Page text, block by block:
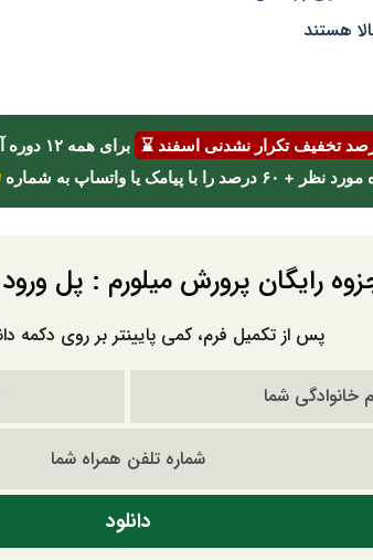
هستند
برای همه ۱۲ دوره آموزش پرورش حشرات
را با پیامک یا واتساپ به شماره
رایگان پرورش میلورم : پل
پس از تکمیل فرم، کمی پایینتر بر روی دکمه